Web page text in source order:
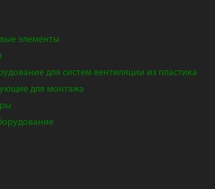
элементы
для систем вентиляции из пластика
для монтажа